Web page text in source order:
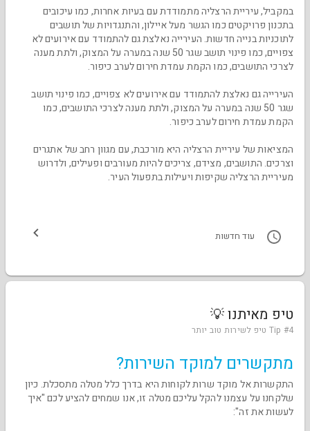
במקביל, עיריית הרצליה מתמודדת עם בעיות אחרות, כמו עיכובים
בתכנון פרויקטים כמו הגשר מעל איילון, והתנגדויות של תושבים
לתוכניות בנייה חדשות. העירייה נאלצת גם להתמודד עם אירועים לא
צפויים, כמו פינוי תושב שגר 50 שנה במערה על המצוק, ולתת מענה
לצרכי התושבים, כמו הקמת עמדת חירום לערב כיפור.
העירייה גם נאלצת להתמודד עם אירועים לא צפויים, כמו פינוי תושב
שגר 50 שנה במערה על המצוק, ולתת מענה לצרכי התושבים, כמו
הקמת עמדת חירום לערב כיפור.
המציאות של עיריית הרצליה היא מורכבת, עם מגוון רחב של אתגרים
וצרכים. התושבים, מצידם, צריכים להיות מעורבים ופעילים, ולדרוש
מעיריית הרצליה שקיפות ויעילות בתפעול העיר.
עוד חדשות
טיפ מאיתנו 💡
Tip #4 טיפ לשירות טוב יותר
מתקשרים למוקד השירות?
התקשרות אל מוקד שרות לקוחות היא בדרך כלל מטלה מתסכלת. כיון
שלקחנו על עצמנו להקל עליכם מטלה זו, אנו שמחים להציע לכם "איך
לעשות את זה":